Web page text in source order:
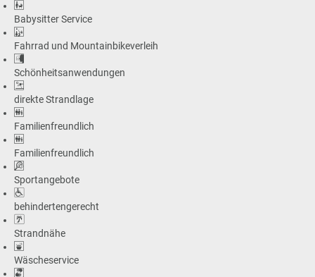
Babysitter Service
Fahrrad und Mountainbikeverleih
Schönheitsanwendungen
direkte Strandlage
Familienfreundlich
Familienfreundlich
Sportangebote
behindertengerecht
Strandnähe
Wäscheservice